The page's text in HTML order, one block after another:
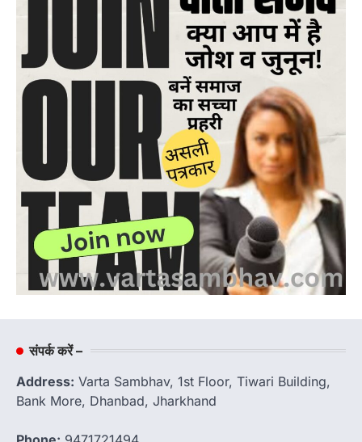
संपर्क करें –
Address: Varta Sambhav, 1st Floor, Tiwari Building,
Bank More, Dhanbad, Jharkhand